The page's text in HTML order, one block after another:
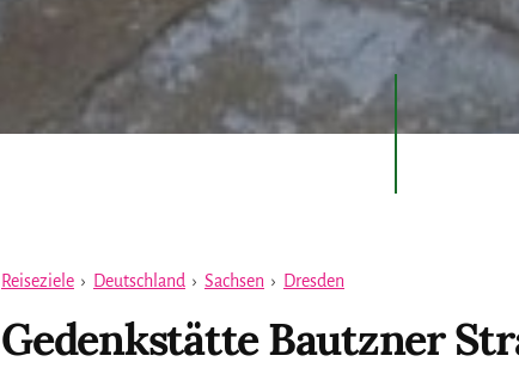
Reiseziele › Deutschland › Sachsen › Dresden
Gedenkstätte Bautzner